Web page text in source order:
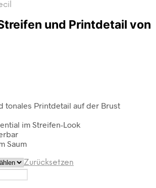
und Printdetail von
tonales Printdetail auf der Brust
im Streifen-Look
Saum
Zurücksetzen